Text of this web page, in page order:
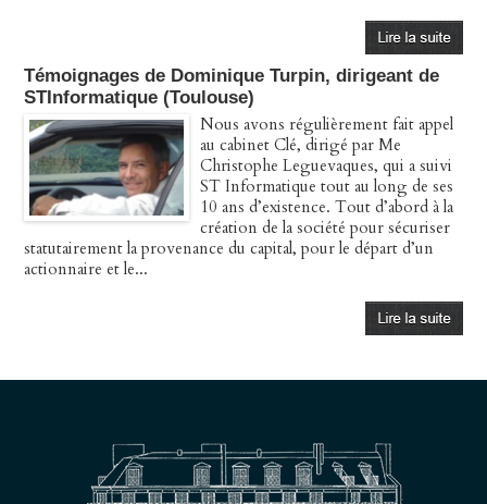
Témoignages de Dominique Turpin, dirigeant de
STInformatique (Toulouse)
Nous avons régulièrement fait appel
au cabinet Clé, dirigé par Me
Christophe Leguevaques, qui a suivi
ST Informatique tout au long de ses
10 ans d’existence. Tout d’abord à la
création de la société pour sécuriser
statutairement la provenance du capital, pour le départ d’un
actionnaire et le...